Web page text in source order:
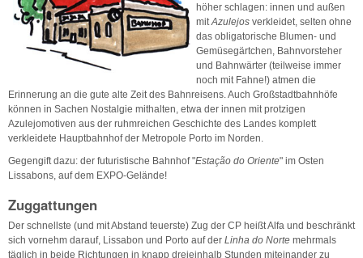
höher schlagen: innen und außen
mitAzulejos verkleidet, selten ohne
das obligatorische Blumen- und
Gemüsegärtchen, Bahnvorsteher
und Bahnwärter (teilweise immer
noch mit Fahne!) atmen die
Erinnerung an die gute alte Zeit des Bahnreisens. Auch Großstadtbahnhöfe
können in Sachen Nostalgie mithalten, etwa der innen mit protzigen
Azulejomotiven aus der ruhmreichen Geschichte des Landes komplett
verkleidete Hauptbahnhof der Metropole Porto im Norden.
Gegengift dazu: der futuristische Bahnhof "Estação do Oriente" im Osten
Lissabons, auf dem EXPO-Gelände!
Zuggattungen
Der schnellste (und mit Abstand teuerste) Zug der CP heißt Alfa und beschränkt
sich vornehm darauf, Lissabon und Porto auf der Linha do Norte mehrmals
täglich in beide Richtungen in knapp dreieinhalb Stunden miteinander zu